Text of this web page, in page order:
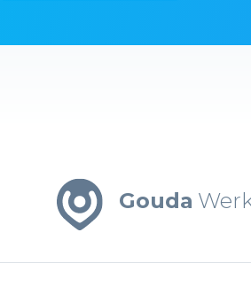
Gouda